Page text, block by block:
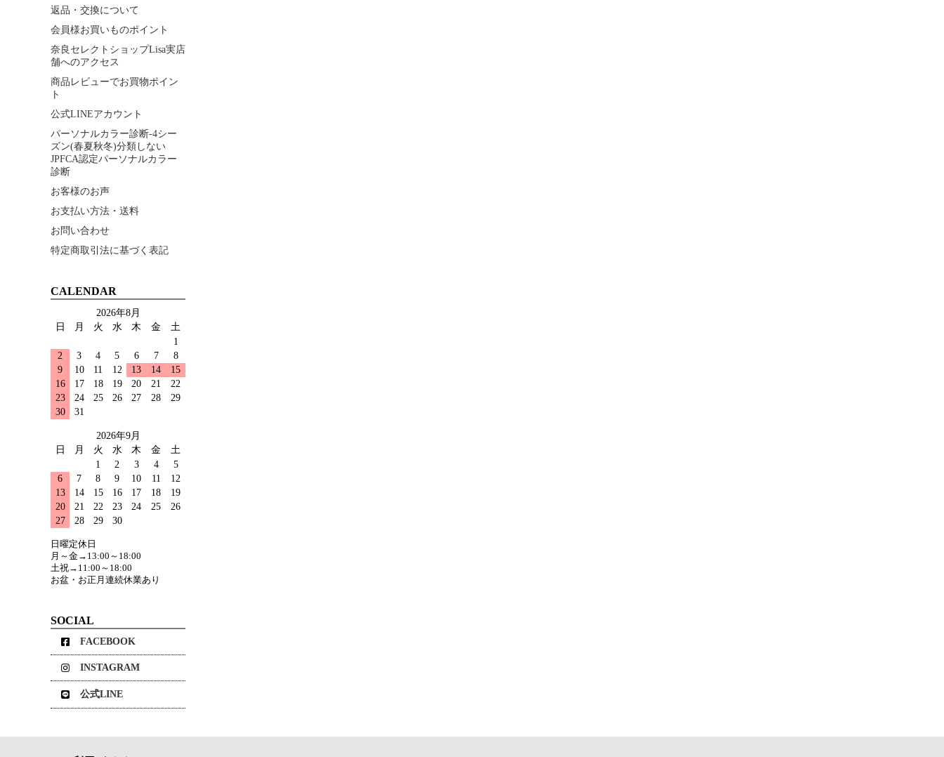
返品・交換について
会員様お買いものポイント
奈良セレクトショップLisa実店
舗へのアクセス
商品レビューでお買物ポイン
ト
公式LINEアカウント
パーソナルカラー診断-4シー
ズン(春夏秋冬)分類しない
JPFCA認定パーソナルカラー
診断
お客様のお声
お支払い方法・送料
お問い合わせ
特定商取引法に基づく表記
CALENDAR
2026年8月
日
月 火 水 木 金
土
1
2
3 4 5 6 7
8
9
10 11 12 13 14
15
16
17 18 19 20 21
22
23
24 25 26 27 28
29
30
31
2026年9月
日
月 火 水 木 金
土
1
2 3 4
5
6
7 8 9 10 11
12
13
14 15 16 17 18
19
20
21 22 23 24 25
26
27
28 29 30
日曜定休日
月～金→13:00～18:00
土祝→11:00～18:00
お盆・お正月連続休業あり
SOCIAL
FACEBOOK
INSTAGRAM
公式LINE